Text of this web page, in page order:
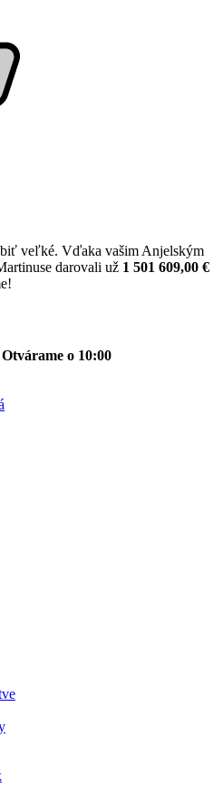
veľké. Vďaka vašim Anjelským
darovali už 1 501 609,00 €
Otvárame o 10:00